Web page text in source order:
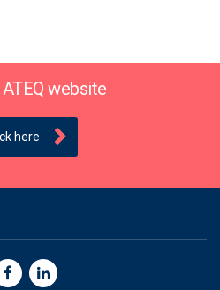
website
here